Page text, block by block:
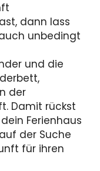
dann lass
unbedingt
und die
der
Damit rückst
Ferienhaus
der Suche
für ihren